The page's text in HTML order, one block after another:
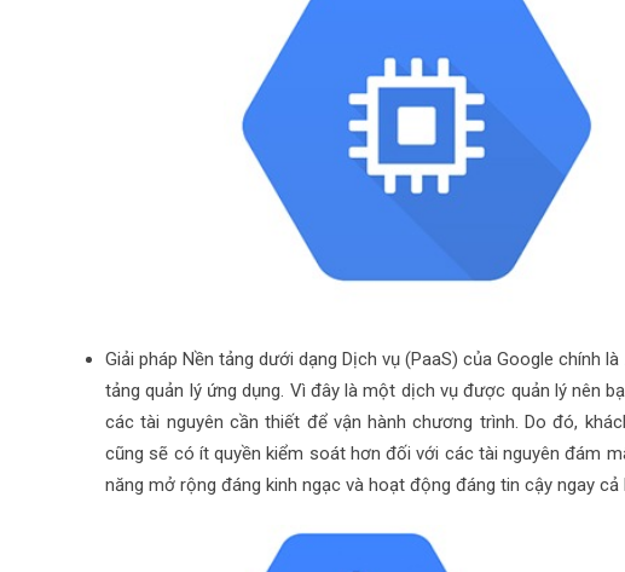
Giải pháp Nền tảng dưới dạng Dịch vụ (PaaS) của Google chính là
tảng quản lý ứng dụng. Vì đây là một dịch vụ được quản lý nên
các tài nguyên cần thiết để vận hành chương trình. Do đó,
cũng sẽ có ít quyền kiểm soát hơn đối với các tài nguyên đám
năng mở rộng đáng kinh ngạc và hoạt động đáng tin cậy ngay